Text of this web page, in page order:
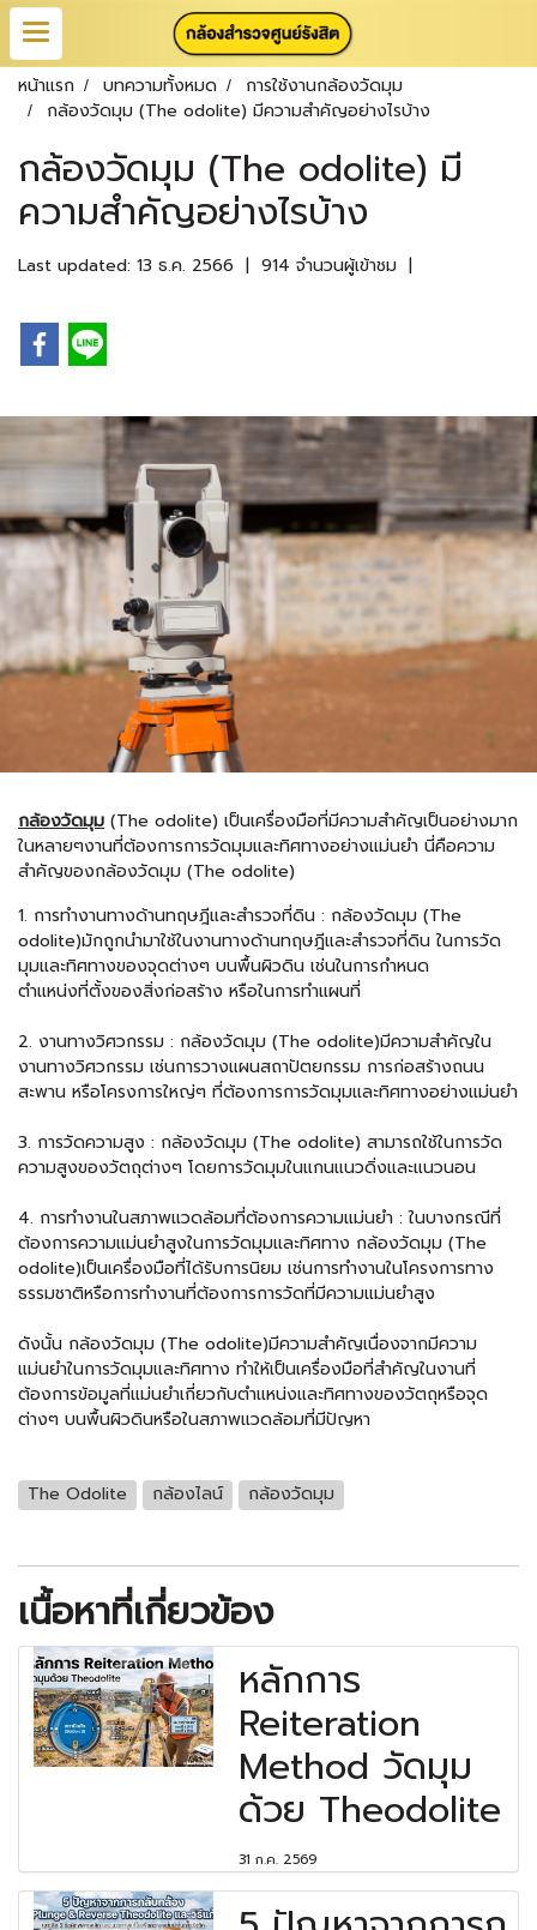
หน้าแรก บทความทั้งหมด
การใช้งานกล้องวัดมุม
กล้องวัดมุม (The odolite) มีความสำคัญอย่างไรบ้าง
กล้องวัดมุม (The odolite) มี
ความสำคัญอย่างไรบ้าง
Last updated: 13 ธ.ค. 2566 | 914 จำนวนผู้เข้าชม |
กล้องวัดมุม (The odolite) เป็นเครื่องมือที่มีความสำคัญเป็นอย่างมาก
ในหลายๆงานที่ต้องการการวัดมุมและทิศทางอย่างแม่นยำ นี่คือความ
สำคัญของกล้องวัดมุม (The odolite)
1. การทำงานทางด้านทฤษฎีและสำรวจที่ดิน : กล้องวัดมุม (The
odolite)มักถูกนำมาใช้ในงานทางด้านทฤษฎีและสำรวจที่ดิน ในการวัด
มุมและทิศทางของจุดต่างๆ บนพื้นผิวดิน เช่นในการกำหนด
ตำแหน่งที่ตั้งของสิ่งก่อสร้าง หรือในการทำแผนที่
2. งานทางวิศวกรรม : กล้องวัดมุม (The odolite)มีความสำคัญใน
งานทางวิศวกรรม เช่นการวางแผนสถาปัตยกรรม การก่อสร้างถนน
สะพาน หรือโครงการใหญ่ๆ ที่ต้องการการวัดมุมและทิศทางอย่างแม่นยำ
3. การวัดความสูง : กล้องวัดมุม (The odolite) สามารถใช้ในการวัด
ความสูงของวัตถุต่างๆ โดยการวัดมุมในแกนแนวดิ่งและแนวนอน
4. การทำงานในสภาพแวดล้อมที่ต้องการความแม่นยำ : ในบางกรณีที่
ต้องการความแม่นยำสูงในการวัดมุมและทิศทาง กล้องวัดมุม (The
odolite)เป็นเครื่องมือที่ได้รับการนิยม เช่นการทำงานในโครงการทาง
ธรรมชาติหรือการทำงานที่ต้องการการวัดที่มีความแม่นยำสูง
ดังนั้น กล้องวัดมุม (The odolite)มีความสำคัญเนื่องจากมีความ
แม่นยำในการวัดมุมและทิศทาง ทำให้เป็นเครื่องมือที่สำคัญในงานที่
ต้องการข้อมูลที่แม่นยำเกี่ยวกับตำแหน่งและทิศทางของวัตถุหรือจุด
ต่างๆ บนพื้นผิวดินหรือในสภาพแวดล้อมที่มีปัญหา
The Odolite กล้องไลน์ กล้องวัดมุม
เนื้อหาที่เกี่ยวข้อง
หลักการ
Reiteration
Method วัดมุม
ด้วย Theodolite
31 ก.ค. 2569